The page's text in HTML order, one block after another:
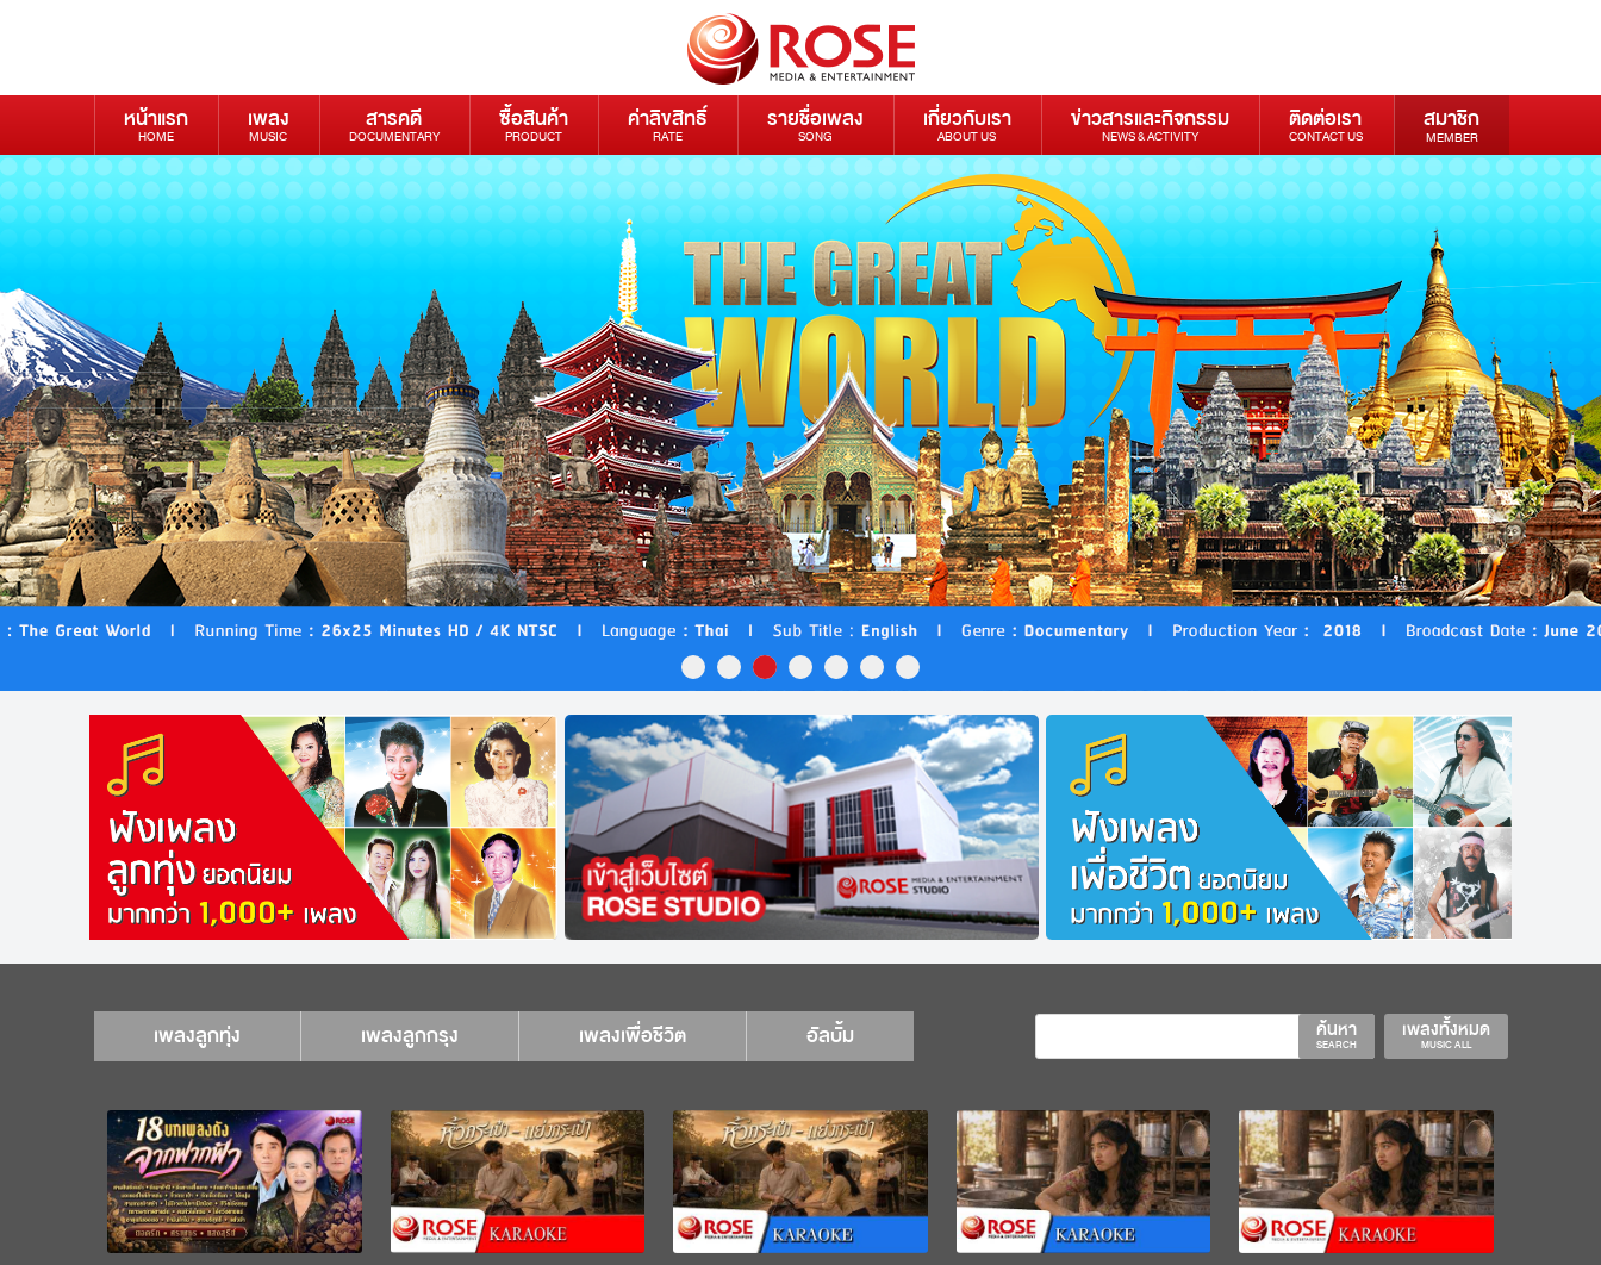
หน้าแรก
HOME
เพลง
MUSIC
สารคดี
DOCUMENTARY
ซื้อสินค้า
PRODUCT
ค่าลิขสิทธิ์
RATE
รายชื่อเพลง
SONG
เกี่ยวกับเรา
ABOUT US
ข่าวสารและกิจกรรม
NEWS & ACTIVITY
ติดต่อเรา
CONTACT US
สมาชิก
MEMBER
เพลงลูกทุ่ง เพลงลูกกรุง เพลงเพื่อชีวิต อัลบั้ม เพลงทั้งหมด
MUSIC ALL
ค้นหา
SEARCH